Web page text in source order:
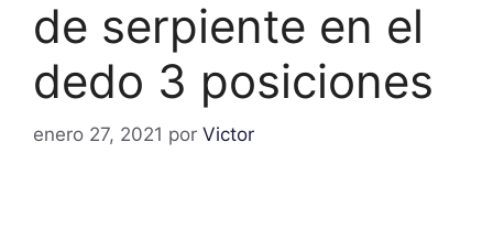
de serpiente en el
dedo 3 posiciones
enero 27, 2021 por Victor